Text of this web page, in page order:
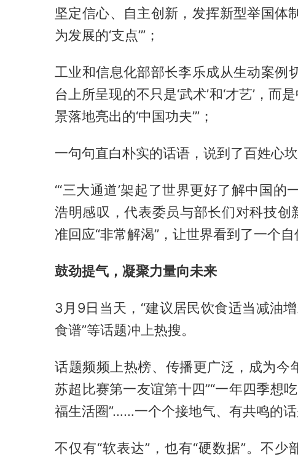
坚定信心、自主创新，发挥新型举国体
为发展的‘支点’”；
工业和信息化部部长李乐成从生动案例
台上所呈现的不只是‘武术’和‘才艺’，
景落地亮出的‘中国功夫’”；
一句句直白朴实的话语，说到了百姓心坎
“‘三大通道’架起了世界更好了解中国
浩明感叹，代表委员与部长们对科技
准回应“非常解渴”，让世界看到了一个
鼓劲提气，凝聚力量向未来
3月9日当天，“建议居民饮食适当减油
食谱”等话题冲上热搜。
话题频频上热榜、传播更广泛，成为今
苏超比赛第一友谊第十四”“一年四季想
福生活圈”……一个个接地气、有共鸣的话
不仅有“软表达”，也有“硬数据”。不